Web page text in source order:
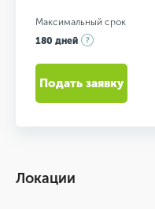
Максимальный срок
180 дней
Подать заявку
Локации